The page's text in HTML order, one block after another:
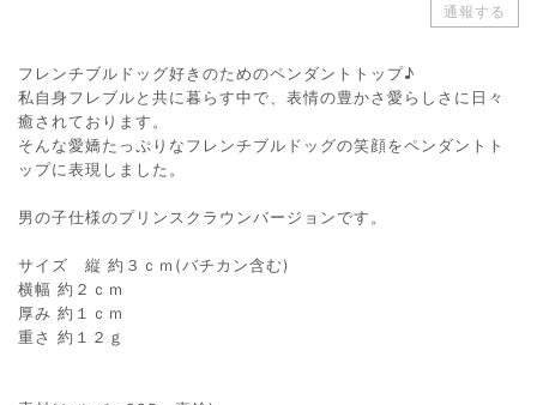
通報する
フレンチブルドッグ好きのためのペンダントトップ♪
私自身フレブルと共に暮らす中で、表情の豊かさ愛らしさに日々
癒されております。
そんな愛嬌たっぷりなフレンチブルドッグの笑顔をペンダントト
ップに表現しました。
男の子仕様のプリンスクラウンバージョンです。
サイズ 縦 約３ｃｍ(バチカン含む)
横幅 約２ｃｍ
厚み 約１ｃｍ
重さ 約１２ｇ